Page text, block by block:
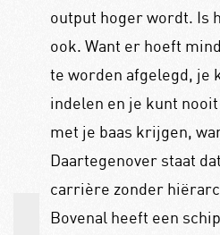
output hoger wordt. Is
ook. Want er hoeft
te worden afgelegd, je
indelen en je kunt
met je baas krijgen,
Daartegenover staat
carrière zonder
Bovenal heeft een